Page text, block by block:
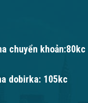
chuyển khoản:80kc
dobirka: 105kc